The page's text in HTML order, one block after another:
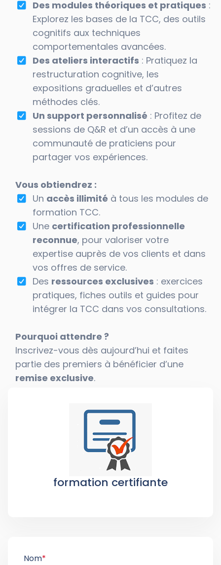
Des modules théoriques et pratiques :
Explorez les bases de la TCC, des outils
cognitifs aux techniques
comportementales avancées.
Des ateliers interactifs : Pratiquez la
restructuration cognitive, les
expositions graduelles et d’autres
méthodes clés.
Un support personnalisé : Profitez de
sessions de Q&R et d’un accès à une
communauté de praticiens pour
partager vos expériences.
Vous obtiendrez :
Un accès illimité à tous les modules de
formation TCC.
Une certification professionnelle
reconnue, pour valoriser votre
expertise auprès de vos clients et dans
vos offres de service.
Des ressources exclusives : exercices
pratiques, fiches outils et guides pour
intégrer la TCC dans vos consultations.
Pourquoi attendre ?
Inscrivez-vous dès aujourd’hui et faites
partie des premiers à bénéficier d’une
remise exclusive.
formation certifiante
Nom*